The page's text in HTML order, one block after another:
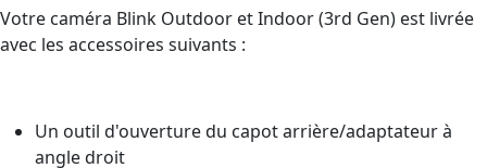
Votre caméra Blink Outdoor et Indoor (3rd Gen) est livrée
avec les accessoires suivants :
Un outil d'ouverture du capot arrière/adaptateur à
angle droit